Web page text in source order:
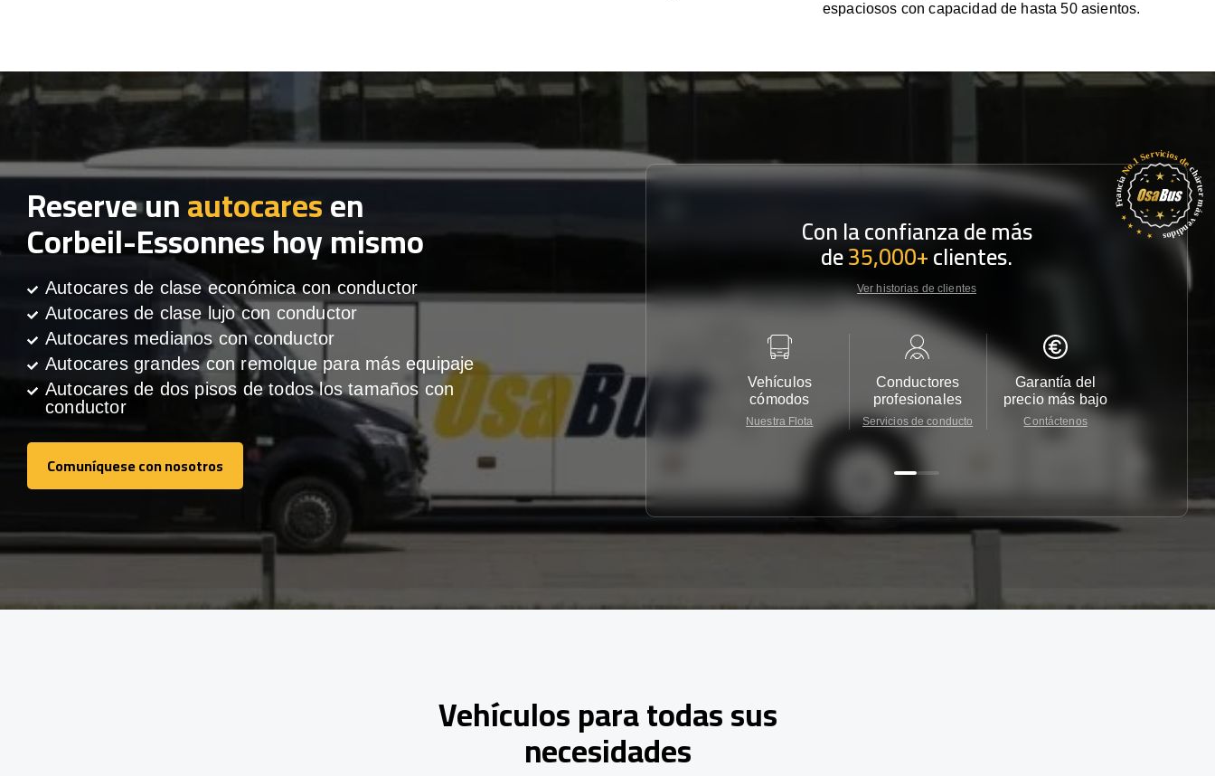
espaciosos con capacidad de hasta 50 asientos.
Reserve unautocaresen
Corbeil-Essonnes hoy mismo
Autocares de clase económica con conductor
Autocares de clase lujo con conductor
Autocares medianos con conductor
Autocares grandes con remolque para más equipaje
Autocares de dos pisos de todos los tamaños con
conductor
Comuníquese con nosotros
Comuníquese con nosotros
Con la confianza de más
de35,000+clientes.
Ver historias de clientes
Vehículos
cómodos
Nuestra Flota
Conductores
profesionales
Servicios de conducto
Garantía del
precio más bajo
Contáctenos
Vehículos para todas sus
necesidades